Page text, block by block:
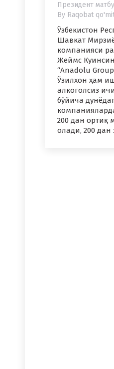
Президент
By Raqobat
Ўзбекистон
Шавкат
компанияси
Жеймс
“Anadolu
Ўзилхон ҳам
алкоголсиз
бўйича
200 дан ортиқ
олади, 200 дан